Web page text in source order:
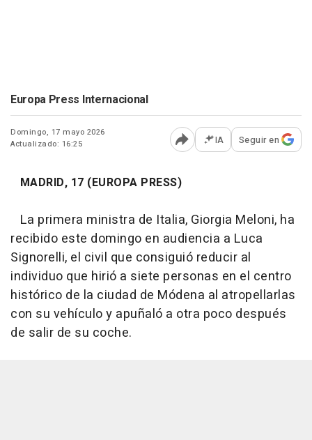
Europa Press Internacional
Domingo, 17 mayo 2026
Actualizado: 16:25
Abrir opciones para
IA Seguir en
MADRID, 17 (EUROPA PRESS)
La primera ministra de Italia, Giorgia Meloni, ha
recibido este domingo en audiencia a Luca
Signorelli, el civil que consiguió reducir al
individuo que hirió a siete personas en el centro
histórico de la ciudad de Módena al atropellarlas
con su vehículo y apuñaló a otra poco después
de salir de su coche.